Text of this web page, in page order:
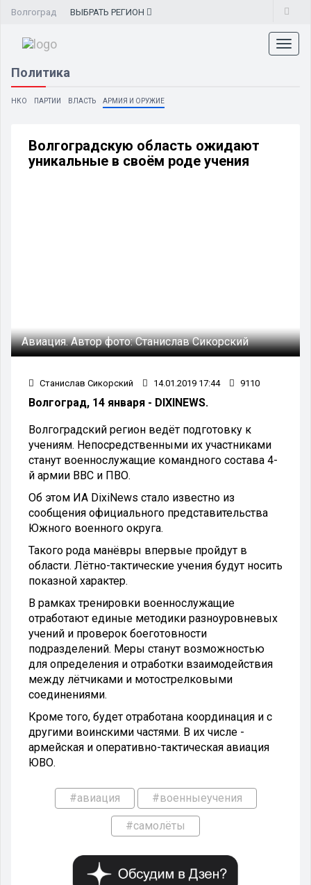
Волгоград ВЫБРАТЬ РЕГИОН
Политика
НКО ПАРТИИ ВЛАСТЬ АРМИЯ И ОРУЖИЕ
Волгоградскую область ожидают
уникальные в своём роде учения
Авиация.Автор фото:Станислав Сикорский
Станислав Сикорский 14.01.2019 17:44 9110
Волгоград, 14 января - DIXINEWS.
Волгоградский регион ведёт подготовку к
учениям. Непосредственными их участниками
станут военнослужащие командного состава 4-
й армии ВВС и ПВО.
Об этом ИА DixiNews стало известно из
сообщения официального представительства
Южного военного округа.
Такого рода манёвры впервые пройдут в
области. Лётно-тактические учения будут носить
показной характер.
В рамках тренировки военнослужащие
отработают единые методики разноуровневых
учений и проверок боеготовности
подразделений. Меры станут возможностью
для определения и отработки взаимодействия
между лётчиками и мотострелковыми
соединениями.
Кроме того, будет отработана координация и с
другими воинскими частями. В их числе -
армейская и оперативно-тактическая авиация
ЮВО.
#авиация #военныеучения
#самолёты